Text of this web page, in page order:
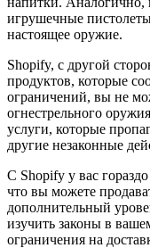
игрушечные
настоящее оружие.
Shopify, с другой
продуктов, которые
ограничений, вы не
огнестрельного
услуги, которые
другие незаконные
С Shopify у вас
что вы можете
дополнительный
изучить законы в
ограничения на